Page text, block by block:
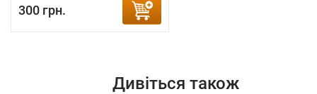
300 грн.
Дивіться також